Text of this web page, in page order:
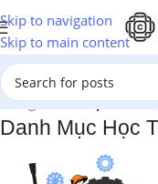
Skip to navigation
Skip to main content
Trang chủ/Sản phẩm
Danh Mục Học